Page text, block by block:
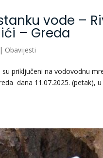
vode –
– Greda
| Obavijesti
priključeni na vodovodnu
dana 11.07.2025. (petak),